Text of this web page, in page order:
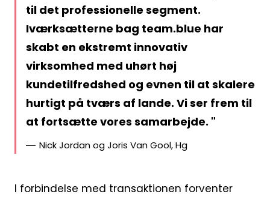
til det professionelle segment.
Iværksætterne bag team.blue har
skabt en ekstremt innovativ
virksomhed med uhørt høj
kundetilfredshed og evnen til at skalere
hurtigt på tværs af lande. Vi ser frem til
at fortsætte vores samarbejde.
Nick Jordan og Joris Van Gool, Hg
I forbindelse med transaktionen forventer